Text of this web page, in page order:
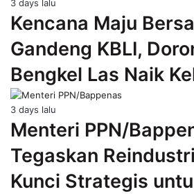
3 days lalu
Kencana Maju
Gandeng KBLI,
Bengkel Las Naik
3 days lalu
Menteri PPN/
Tegaskan
Kunci Strategis